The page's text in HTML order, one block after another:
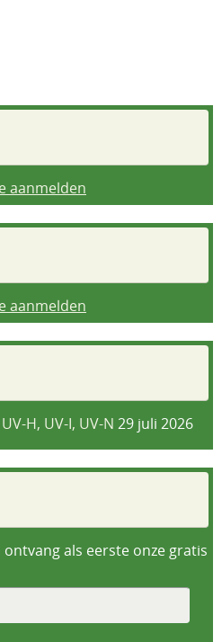
aanmelden
aanmelden
H, UV-I, UV-N 29 juli 2026
als eerste onze gratis